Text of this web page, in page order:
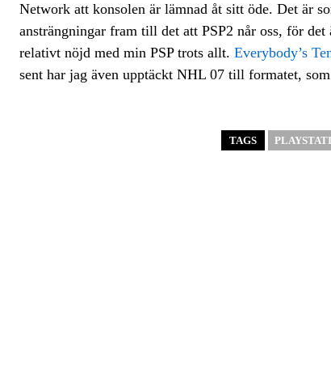
Network att konsolen är lämnad åt sitt öde. Det är
ansträngningar fram till det att PSP2 når oss, för
relativt nöjd med min PSP trots allt. Everybody’s
sent har jag även upptäckt NHL 07 till formatet,
TAGS